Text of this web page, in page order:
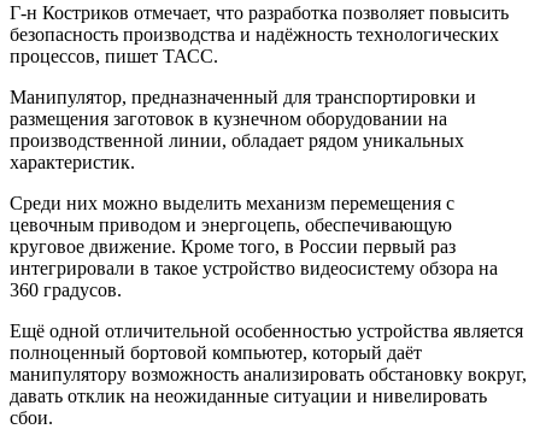
Г-н Костриков отмечает, что разработка позволяет повысить
безопасность производства и надёжность технологических
процессов, пишет ТАСС.
Манипулятор, предназначенный для транспортировки и
размещения заготовок в кузнечном оборудовании на
производственной линии, обладает рядом уникальных
характеристик.
Среди них можно выделить механизм перемещения с
цевочным приводом и энергоцепь, обеспечивающую
круговое движение. Кроме того, в России первый раз
интегрировали в такое устройство видеосистему обзора на
360 градусов.
Ещё одной отличительной особенностью устройства является
полноценный бортовой компьютер, который даёт
манипулятору возможность анализировать обстановку вокруг,
давать отклик на неожиданные ситуации и нивелировать
сбои.